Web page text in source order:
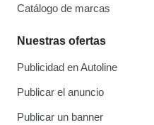
Catálogo de marcas
Nuestras ofertas
Publicidad en Autoline
Publicar el anuncio
Publicar un banner